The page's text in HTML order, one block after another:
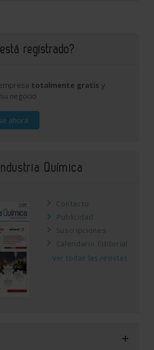
registrado?
totalmente gratis y
negocio
ahora
Química
Contacto
Publicidad
Suscripciones
Calendario Editorial
Ver todas las revistas